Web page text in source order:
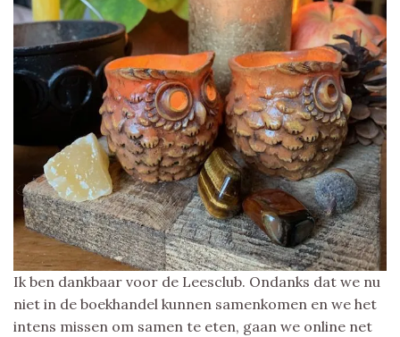
Ik ben dankbaar voor de Leesclub. Ondanks dat we nu
niet in de boekhandel kunnen samenkomen en we het
intens missen om samen te eten, gaan we online net